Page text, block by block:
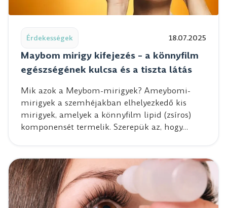
Érdekességek 18.07.2025
Maybom mirigy kifejezés – a könnyfilm
egészségének kulcsa és a tiszta látás
Mik azok a Meybom-mirigyek? Ameybomi-
mirigyek a szemhéjakban elhelyezkedő kis
mirigyek, amelyek a könnyfilm lipid (zsíros)
komponensét termelik. Szerepük az, hogy…